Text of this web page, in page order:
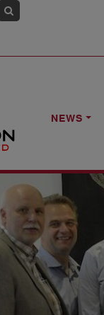
NEWS